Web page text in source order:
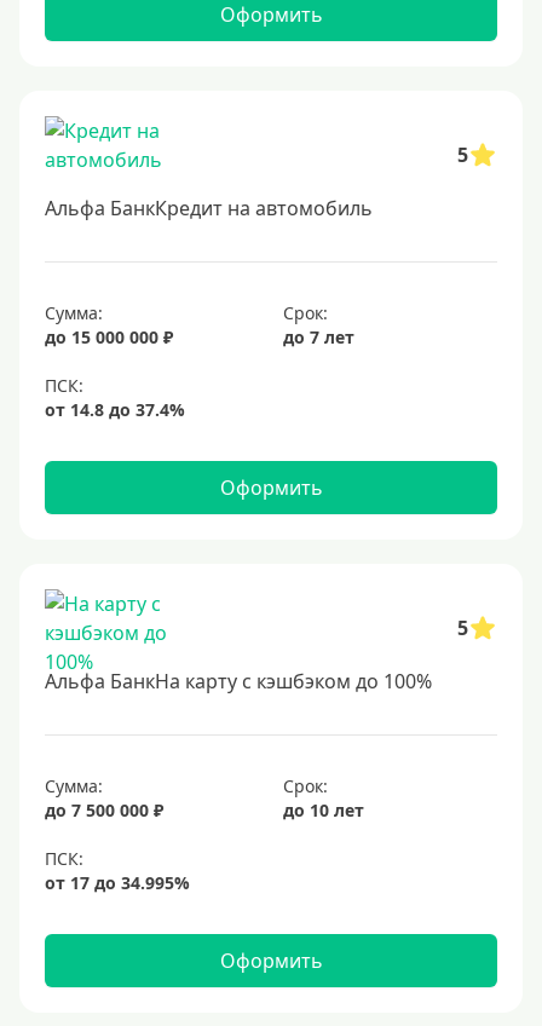
Оформить
5
Альфа БанкКредит на автомобиль
Сумма:
до 15 000 000 ₽
Срок:
до 7 лет
Оформить
5
Альфа БанкНа карту с кэшбэком до 100%
Сумма:
до 7 500 000 ₽
Срок:
до 10 лет
Оформить